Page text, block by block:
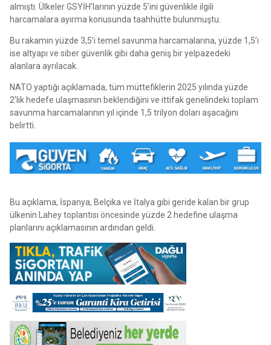
almıştı. Ülkeler GSYİH’larının yüzde 5’ini güvenlikle ilgili
harcamalara ayırma konusunda taahhütte bulunmuştu.
Bu rakamın yüzde 3,5’i temel savunma harcamalarına, yüzde 1,5’i
ise altyapı ve siber güvenlik gibi daha geniş bir yelpazedeki
alanlara ayrılacak.
NATO yaptığı açıklamada, tüm müttefiklerin 2025 yılında yüzde
2’lik hedefe ulaşmasının beklendiğini ve ittifak genelindeki toplam
savunma harcamalarının yıl içinde 1,5 trilyon doları aşacağını
belirtti.
Bu açıklama, İspanya, Belçika ve İtalya gibi geride kalan bir grup
ülkenin Lahey toplantısı öncesinde yüzde 2 hedefine ulaşma
planlarını açıklamasının ardından geldi.